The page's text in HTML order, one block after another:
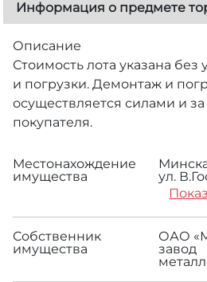
Информация о предмете
Описание
Стоимость лота указана без
и погрузки. Демонтаж и
осуществляется силами и за
покупателя.
Местонахождение
имущества
ул.
Собственник
имущества
ОАО
завод